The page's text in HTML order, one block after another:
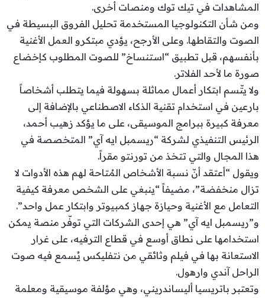
المشاهدات في تيك توك ومنصات أخرى.
ومن شأن التكنولوجيا المستخدمة تحليل الفروق البسيطة في
الصوت والتقاطها. وعلى الأرجح، يؤدي مبتكرو العمل الأغنية
بأنفسهم، قبل تطبيق “استنساخ” للصوت المطلوب كإخضاع
صورة ما لأحد الفلاتر.
ولا يتّسم ابتكار أعمال مماثلة بسهولة فيما يتطلب أشخاصاً
بارعين في استخدام تقنية الذكاء الاصطناعي بالإضافة إلى
معرفة كبيرة ببرامج الموسيقى، على ما يؤكد زهيب أحمد،
الرئيس التنفيذي لشركة “ريسمبل ايه آي” المتخصصة في
هذا المجال والتي تتخذ من تورنتو مقراً.
ويقول “أعتقد أنّ نسبة الأشخاص المُتاحة لهم هذه الأدوات لا
تزال منخفضة”، مضيفاً “ينبغي على الشخص معرفة كيفية
التعامل مع الأغنية وحيازة جهاز كمبيوتر وابتكار عمل واحد”.
و”ريسمبل ايه آي” هي إحدى الشركات التي توفّر منصة يمكن
استخدامها على نطاق أوسع في قطاع الترفيه، على غرار
الاستعانة بها في فيلم وثائقي من نتفليكس يُسمع فيه صوت
الراحل آندي وارهول.
وتعتبر باتريسيا أليساندريني، وهي مؤلفة موسيقية ومعلمة